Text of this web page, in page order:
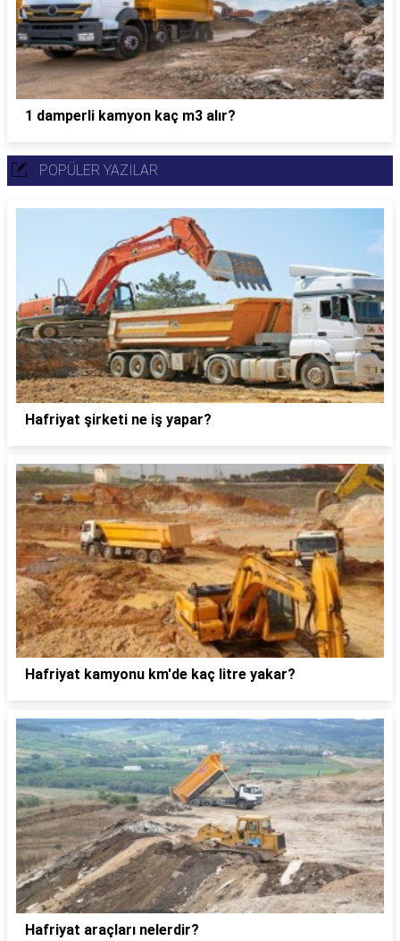
1 damperli kamyon kaç m3 alır?
POPÜLER YAZILAR
Hafriyat şirketi ne iş yapar?
Hafriyat kamyonu km'de kaç litre yakar?
Hafriyat araçları nelerdir?